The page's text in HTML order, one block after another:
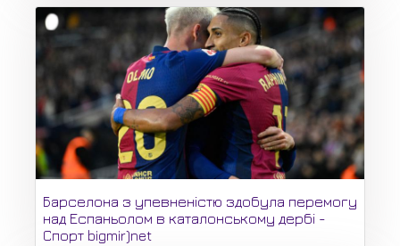
Барселона з упевненістю здобула перемогу
над Еспаньолом в каталонському дербі -
Спорт bigmir)net